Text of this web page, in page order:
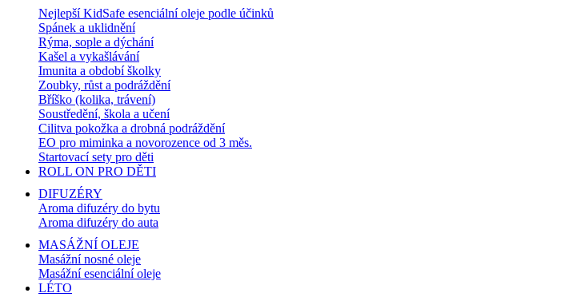
Nejlepší KidSafe esenciální oleje podle účinků
Spánek a uklidnění
Rýma, sople a dýchání
Kašel a vykašlávání
Imunita a období školky
Zoubky, růst a podráždění
Bříško (kolika, trávení)
Soustředění, škola a učení
Cilitva pokožka a drobná podráždění
EO pro miminka a novorozence od 3 měs.
Startovací sety pro děti
ROLL ON PRO DĚTI
DIFUZÉRY
Aroma difuzéry do bytu
Aroma difuzéry do auta
MASÁŽNÍ OLEJE
Masážní nosné oleje
Masážní esenciální oleje
LÉTO